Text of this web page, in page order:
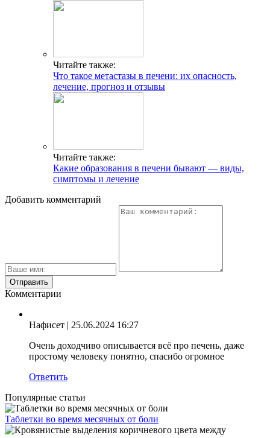
Читайте также:
Что такое метастазы в печени: их опасность,
лечение, прогноз и отзывы
Читайте также:
Какие образования в печени бывают — виды,
симптомы и лечение
Добавить комментарий
Комментарии
Нафисет | 25.06.2024 16:27
Очень доходчиво описывается всё про печень, даже
простому человеку понятно, спасибо огромное
Ответить
Популярные статьи
Таблетки во время месячных от боли